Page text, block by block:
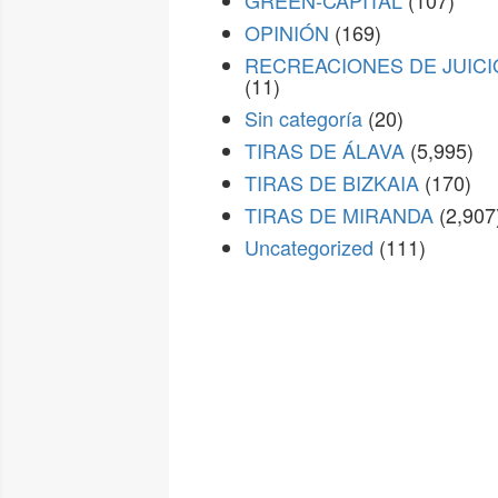
OPINIÓN (169)
RECREACIONES DE
(11)
Sin categoría (20)
TIRAS DE ÁLAVA (5,995)
TIRAS DE BIZKAIA (170)
TIRAS DE MIRANDA
Uncategorized (111)